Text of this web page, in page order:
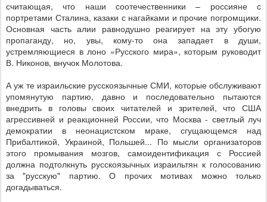
считающая, что наши соотечественники – россияне с
портретами Сталина, казаки с нагайками и прочие погромщики.
Основная часть алии равнодушно реагирует на эту убогую
пропаганду, но, увы, кому-то она западает в души,
устремляющиеся в лоно «Русского мира», которым руководит
В. Никонов, внучок Молотова.
А уж те израильские русскоязычные СМИ, которые обслуживают
упомянутую партию, давно и последовательно пытаются
внедрить в головы своих читателей и зрителей, что США
агрессивней и реакционней России, что Москва - светлый луч
демократии в неонацистском мраке, сгущающемся над
Прибалтикой, Украиной, Польшей... По мысли организаторов
этого промывания мозгов, самоидентификация с Россией
должна подтолкнуть русскоязычных израильтян к голосованию
за "русскую" партию. О прочих мотивах можно только
догадываться.